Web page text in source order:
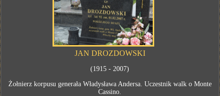
JAN DROZDOWSKI
(1915 - 2007)
Żołnierz korpusu generała Władysława Andersa. Uczestnik walk o Monte
Cassino.